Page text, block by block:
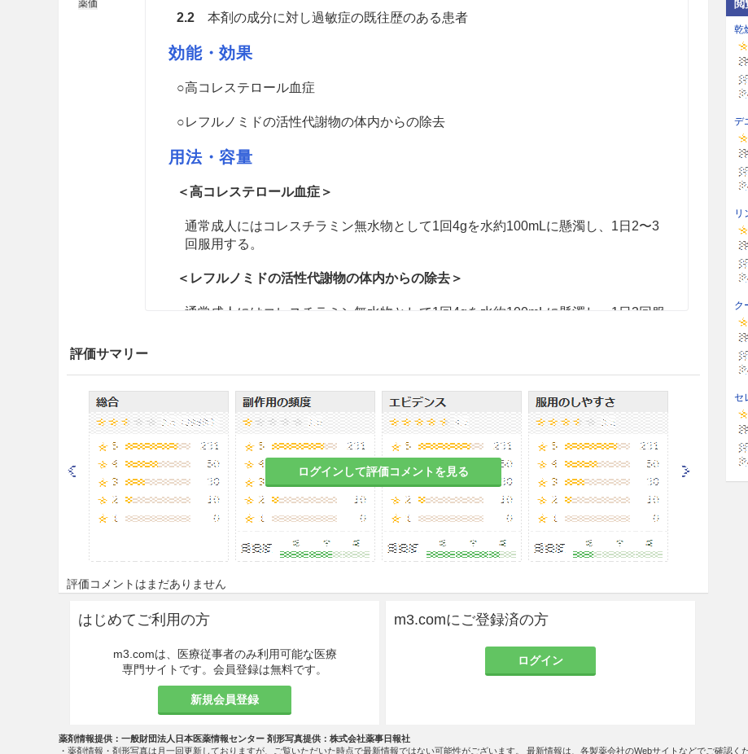
薬価
2.2本剤の成分に対し過敏症の既往歴のある患者
効能・効果
○高コレステロール血症
○レフルノミドの活性代謝物の体内からの除去
用法・容量
＜高コレステロール血症＞
通常成人にはコレスチラミン無水物として1回4gを水約100mLに懸濁し、1日2〜3
回服用する。
＜レフルノミドの活性代謝物の体内からの除去＞
通常成人にはコレスチラミン無水物として1回4gを水約100mLに懸濁し、1日3回服
重要な基本的注意
＜高コレステロール血症＞
8.1
あらかじめ高コレステロール血症治療の基本である食事療法を行い、更に運
動療法や、高血圧・喫煙等の虚血性心疾患のリスクファクターの軽減等も十分に
考慮すること。
投与中は血中脂質値を定期的に検査し、治療に対する反応が認められない場
異常上昇例に対しては、適当な処置を講ずること。
8.3脂溶性ビタミン（A、D、E、K）あるいは葉酸塩の吸収阻害が起こる可能性
8.4 長期間の大量投与により高クロール性アシドーシスを起こすとの報告がある
ので、十分留意すること。
評価サマリー
ログインして評価コメントを見る
評価コメントはまだありません
はじめてご利用の方
m3.comは、医療従事者のみ利用可能な医療
専門サイトです。会員登録は無料です。
新規会員登録
m3.comにご登録済の方
ログイン
閲
乾
デ
リ
ク
セ
薬剤情報提供：一般財団法人日本医薬情報センター 剤形写真提供：株式会社薬事日報社
・薬剤情報・剤形写真は月一回更新しておりますが、ご覧いただいた時点で最新情報ではない可能性がございます。 最新情報は、各製薬会社のWebサイトなどでご確認くだ